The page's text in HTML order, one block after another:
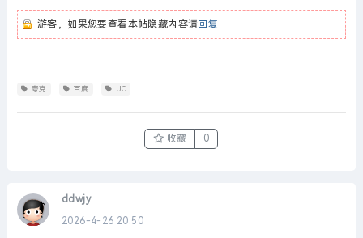
游客，如果您要查看本帖隐藏内容请回复
夸克 百度 UC
收藏 0
ddwjy
2026-4-26 20:50